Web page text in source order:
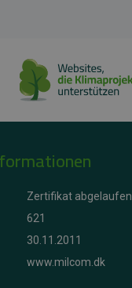
Zertifikat abgelaufen
621
30.11.2011
www.milcom.dk